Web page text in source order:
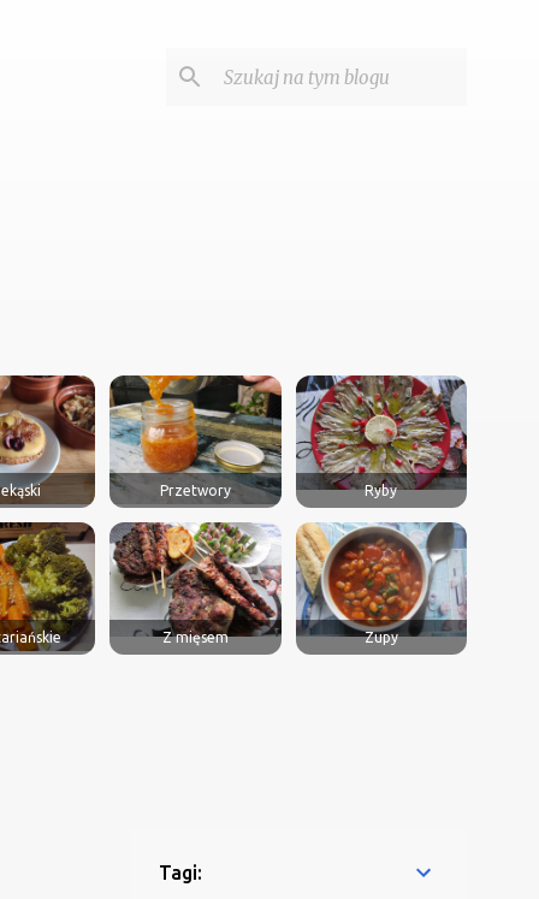
Przetwory Ryby
Z mięsem Zupy
Tagi: